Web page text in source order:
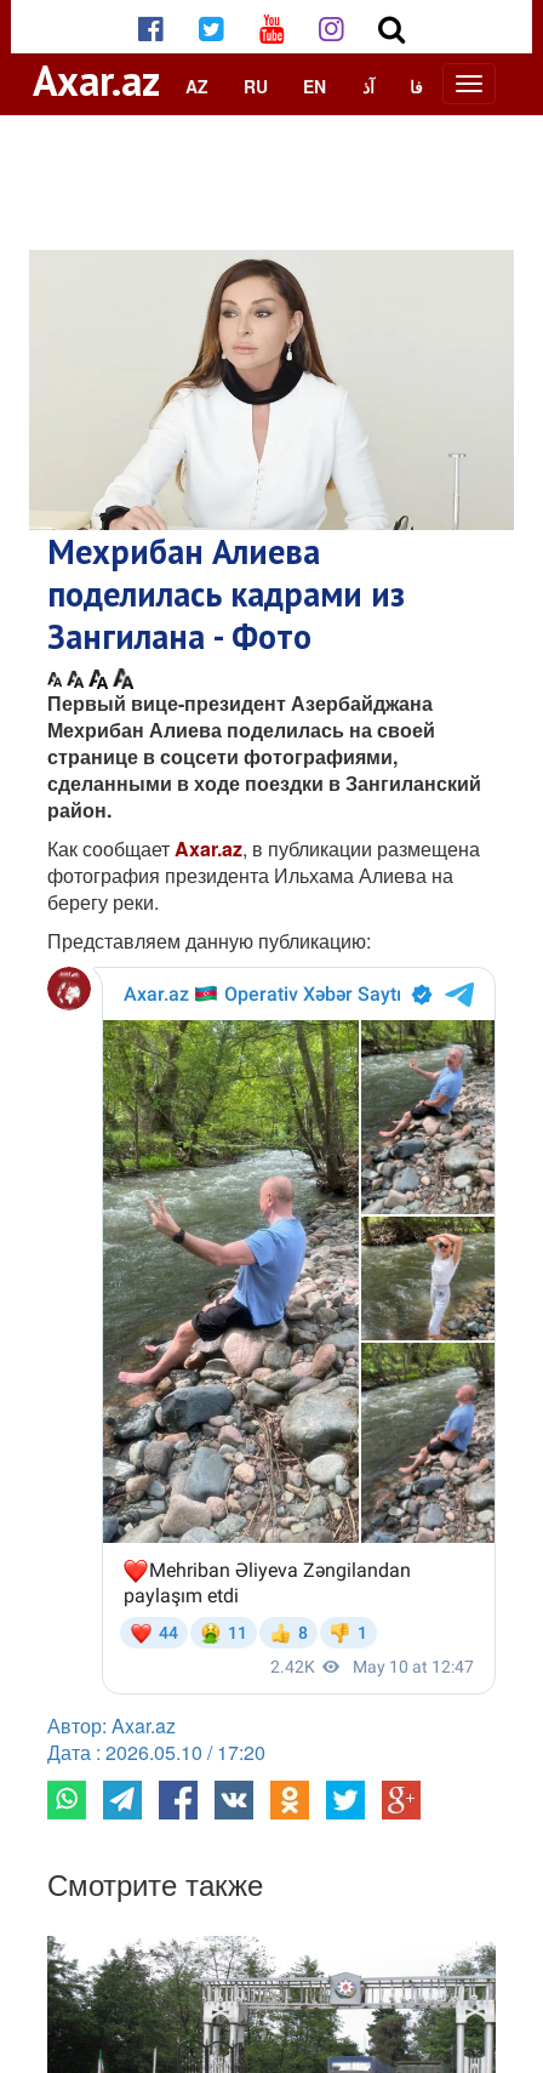
Axar.az AZ RU EN آذ فا
Мехрибан Алиева
поделилась кадрами из
Зангилана - Фото
Первый вице-президент Азербайджана
Мехрибан Алиева поделилась на своей
странице в соцсети фотографиями,
сделанными в ходе поездки в Зангиланский
район.
Как сообщаетAxar.az, в публикации размещена
фотография президента Ильхама Алиева на
берегу реки.
Представляем данную публикацию:
Автор: Axar.az
Дата : 2026.05.10 / 17:20
Смотрите также